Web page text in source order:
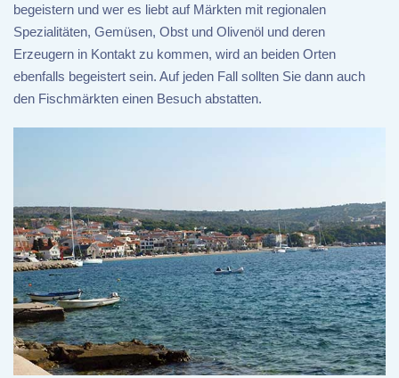
begeistern und wer es liebt auf Märkten mit regionalen
Spezialitäten, Gemüsen, Obst und Olivenöl und deren
Erzeugern in Kontakt zu kommen, wird an beiden Orten
ebenfalls begeistert sein. Auf jeden Fall sollten Sie dann auch
den Fischmärkten einen Besuch abstatten.